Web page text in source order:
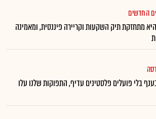
החדשים
בגיל 26 היא מתחזקת תיק השקעות וקריירה פיננסית, ומאמינה
בלי פועלים פלסטינים עדיף, התפוקות שלנו עלו